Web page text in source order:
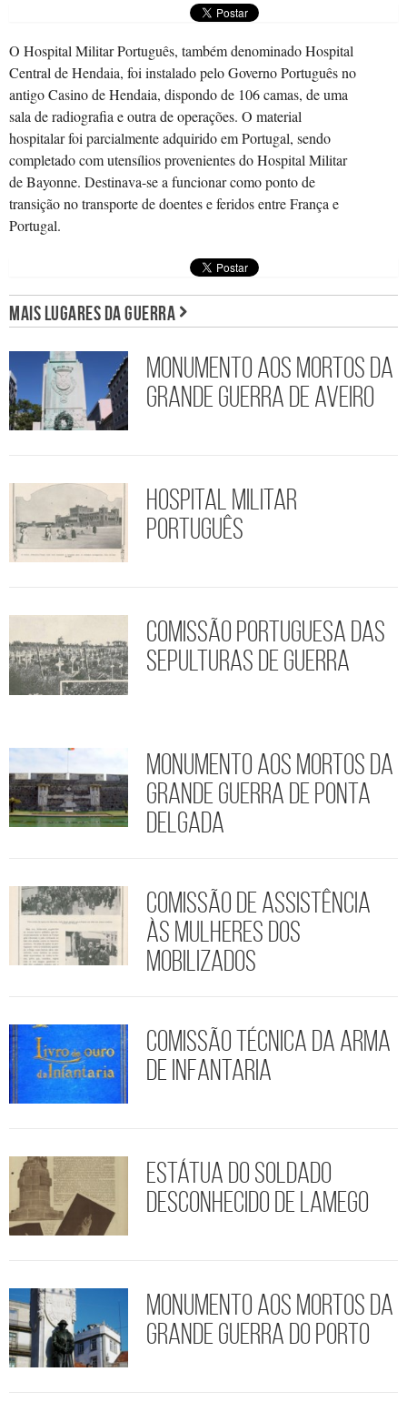
O Hospital Militar Português, também denominado Hospital
Central de Hendaia, foi instalado pelo Governo Português no
antigo Casino de Hendaia, dispondo de 106 camas, de uma
sala de radiografia e outra de operações. O material
hospitalar foi parcialmente adquirido em Portugal, sendo
completado com utensílios provenientes do Hospital Militar
de Bayonne. Destinava-se a funcionar como ponto de
transição no transporte de doentes e feridos entre França e
Portugal.
MAIS LUGARES DA GUERRA
Monumento aos Mortos da
Grande Guerra de Aveiro
Hospital Militar
Português
Comissão Portuguesa das
Sepulturas de Guerra
Monumento aos Mortos da
Grande Guerra de Ponta
Delgada
Comissão de Assistência
às Mulheres dos
Mobilizados
Comissão Técnica da Arma
de Infantaria
Estátua do Soldado
Desconhecido de Lamego
Monumento aos Mortos da
Grande Guerra do Porto